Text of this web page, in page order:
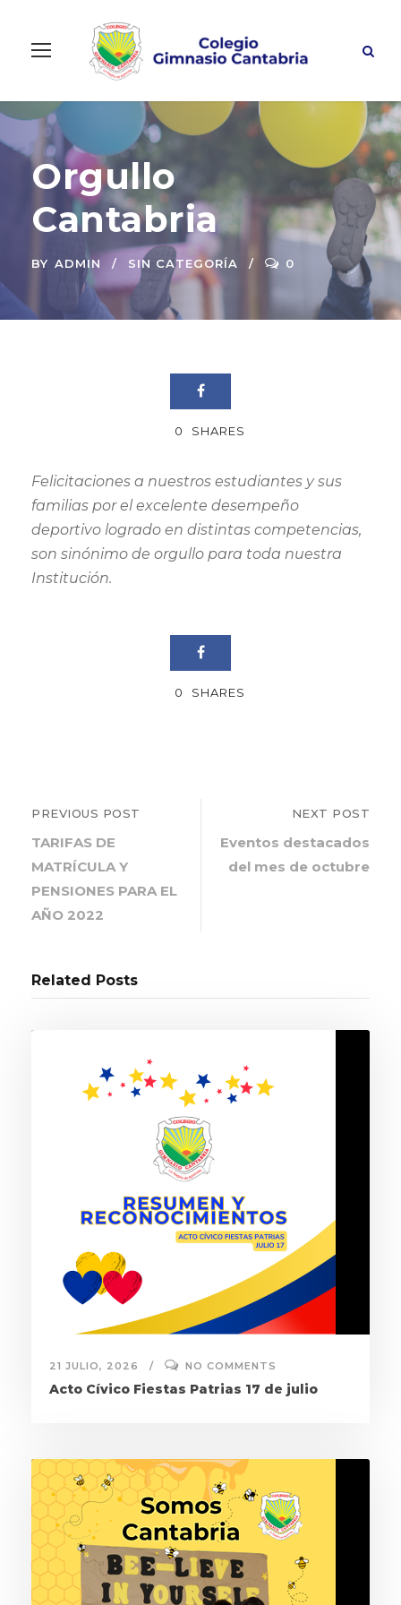
Orgullo
Cantabria
BY ADMIN SIN CATEGORÍA 0
0 SHARES
Felicitaciones a nuestros estudiantes y sus
familias por el excelente desempeño
deportivo logrado en distintas competencias,
son sinónimo de orgullo para toda nuestra
Institución.
0 SHARES
PREVIOUS POST
TARIFAS DE
MATRÍCULA Y
PENSIONES PARA EL
AÑO 2022
NEXT POST
Eventos destacados
del mes de octubre
Related Posts
21 JULIO, 2026 NO COMMENTS
Acto Cívico Fiestas Patrias 17 de julio